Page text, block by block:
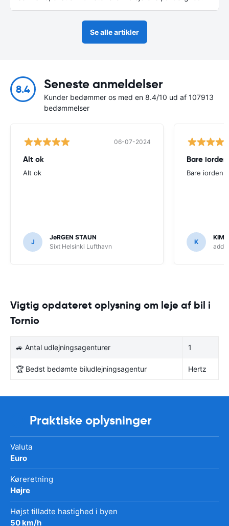
Se alle artikler
8.4 Seneste anmeldelser
Kunder bedømmer os med en 8.4/10 ud af 107913
bedømmelser
06-07-2024
Alt ok
Alt ok
J
JøRGEN STAUN
Sixt Helsinki Lufthavn
Bare iorden
Bare iorden
K
KIM
Vigtig opdateret oplysning om leje af bil i
Tornio
🚙 Antal udlejningsagenturer 1
🏆 Bedst bedømte biludlejningsagentur Hertz
Praktiske oplysninger
Valuta
Euro
Køreretning
Højre
Højst tilladte hastighed i byen
50 km/h